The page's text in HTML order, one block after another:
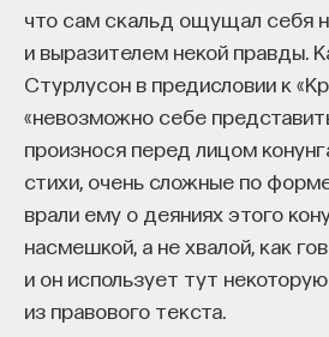
что сам скальд ощущал себя
и выразителем некой правды.
Стурлусон в предисловии к
«невозможно себе
произнося перед лицом
стихи, очень сложные по
врали ему о деяниях этого
насмешкой, а не хвалой, как
и он использует тут
из правового текста.